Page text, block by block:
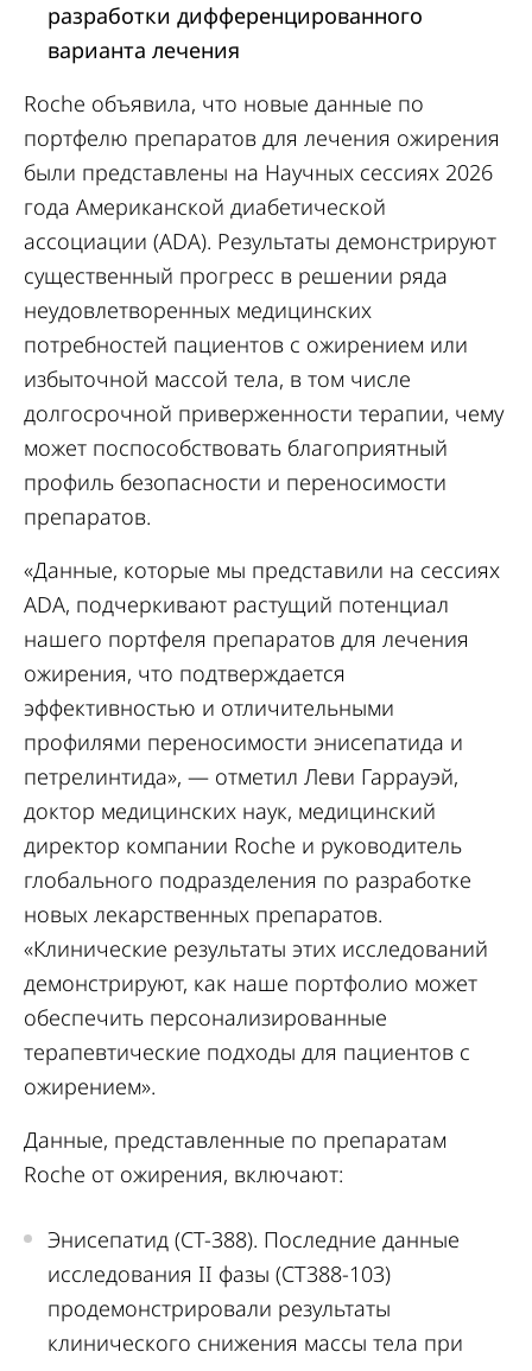
разработки дифференцированного
варианта лечения
Roche объявила, что новые данные по
портфелю препаратов для лечения ожирения
были представлены на Научных сессиях 2026
года Американской диабетической
ассоциации (ADA). Результаты демонстрируют
существенный прогресс в решении ряда
неудовлетворенных медицинских
потребностей пациентов с ожирением или
избыточной массой тела, в том числе
долгосрочной приверженности терапии, чему
может поспособствовать благоприятный
профиль безопасности и переносимости
препаратов.
«Данные, которые мы представили на сессиях
ADA, подчеркивают растущий потенциал
нашего портфеля препаратов для лечения
ожирения, что подтверждается
эффективностью и отличительными
профилями переносимости энисепатида и
петрелинтида», — отметил Леви Гаррауэй,
доктор медицинских наук, медицинский
директор компании Roche и руководитель
глобального подразделения по разработке
новых лекарственных препаратов.
«Клинические результаты этих исследований
демонстрируют, как наше портфолио может
обеспечить персонализированные
терапевтические подходы для пациентов с
ожирением».
Данные, представленные по препаратам
Roche от ожирения, включают:
Энисепатид (CT-388). Последние данные
исследования II фазы (CT388-103)
продемонстрировали результаты
клинического снижения массы тела при